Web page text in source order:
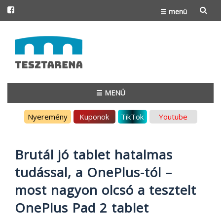
☰ menü
to
content
☰ MENÜ
Nyeremény Kuponok TikTok Youtube
Brutál jó tablet hatalmas
tudással, a OnePlus-tól –
most nagyon olcsó a tesztelt
OnePlus Pad 2 tablet